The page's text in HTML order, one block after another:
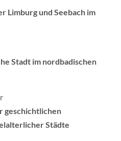
Limburg und Seebach im
Stadt im nordbadischen
geschichtlichen
Städte